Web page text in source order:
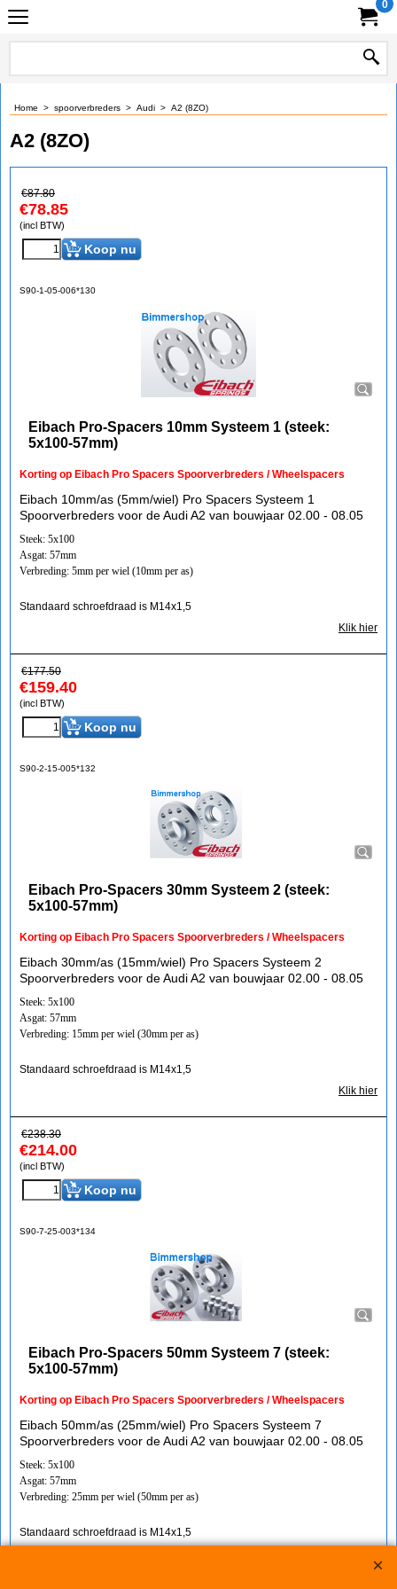
0
Home > spoorverbreders > Audi > A2 (8ZO)
A2 (8ZO)
€87.80
€78.85
(incl BTW)
Koop nu
S90-1-05-006*130
Eibach Pro-Spacers 10mm Systeem 1 (steek:
5x100-57mm)
Korting op Eibach Pro Spacers Spoorverbreders / Wheelspacers
Eibach 10mm/as (5mm/wiel) Pro Spacers Systeem 1
Spoorverbreders voor de Audi A2 van bouwjaar 02.00 - 08.05
Steek: 5x100
Asgat: 57mm
Verbreding: 5mm per wiel (10mm per as)
Standaard schroefdraad is M14x1,5
Klik hier
€177.50
€159.40
(incl BTW)
Koop nu
S90-2-15-005*132
Eibach Pro-Spacers 30mm Systeem 2 (steek:
5x100-57mm)
Korting op Eibach Pro Spacers Spoorverbreders / Wheelspacers
Eibach 30mm/as (15mm/wiel) Pro Spacers Systeem 2
Spoorverbreders voor de Audi A2 van bouwjaar 02.00 - 08.05
Steek: 5x100
Asgat: 57mm
Verbreding: 15mm per wiel (30mm per as)
Standaard schroefdraad is M14x1,5
Klik hier
€238.30
€214.00
(incl BTW)
Koop nu
S90-7-25-003*134
Eibach Pro-Spacers 50mm Systeem 7 (steek:
5x100-57mm)
Korting op Eibach Pro Spacers Spoorverbreders / Wheelspacers
Eibach 50mm/as (25mm/wiel) Pro Spacers Systeem 7
Spoorverbreders voor de Audi A2 van bouwjaar 02.00 - 08.05
Steek: 5x100
Asgat: 57mm
Verbreding: 25mm per wiel (50mm per as)
Standaard schroefdraad is M14x1,5